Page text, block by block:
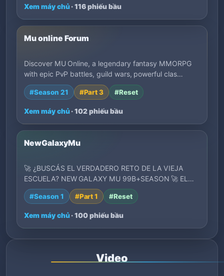
Xem máy chủ· 116 phiếu bầu
Mu online Forum
Discover MU Online, a legendary fantasy MMORPG
with epic PvP battles, guild wars, powerful clas…
#Season 21 #Part 3 #Reset
Xem máy chủ· 102 phiếu bầu
NewGalaxyMu
🚀 ¿BUSCÁS EL VERDADERO RETO DE LA VIEJA
ESCUELA? NEW GALAXY MU 99B+SEASON 🚀 EL
CLASICO QUE ESTA…
#Season 1 #Part 1 #Reset
Xem máy chủ· 100 phiếu bầu
Video